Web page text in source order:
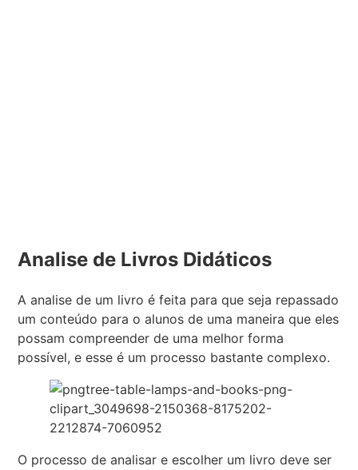
Analise de Livros Didáticos
A analise de um livro é feita para que seja repassado
um conteúdo para o alunos de uma maneira que eles
possam compreender de uma melhor forma
possível, e esse é um processo bastante complexo.
O processo de analisar e escolher um livro deve ser